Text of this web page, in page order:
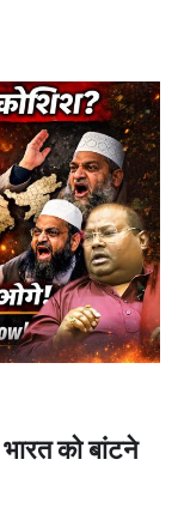
को बांटने